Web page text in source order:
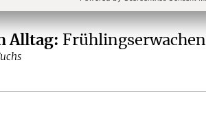
Alltag: Frühlingserwachen